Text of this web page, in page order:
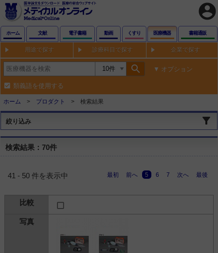
account_circle
ホーム 文献 電子書籍 動画 くすり 医療機器 書籍通販
用途で探す 診療科目で探す 企業で探す
search オプション
類義語を使用する
ホーム プロダクト 検索結果
絞り込み
検索結果：70件
41 - 50 件を表示中 最初 前へ 5 6 7 次へ 最後